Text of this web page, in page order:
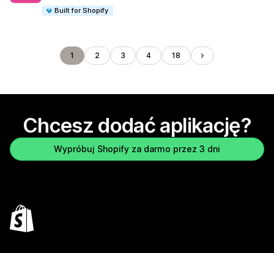
Built for Shopify
1 2 3 4 18
Chcesz dodać aplikację?
Wypróbuj Shopify za darmo przez 3 dni